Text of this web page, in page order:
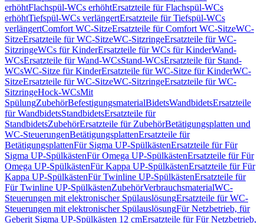
erhöhtFlachspül-WCs erhöhtErsatzteile für Flachspül-WCs
erhöhtTiefspül-WCs verlängertErsatzteile für Tiefspül-WCs
verlängertComfort WC-SitzeErsatzteile für Comfort WC-SitzeWC-
SitzeErsatzteile für WC-SitzeWC-SitzringeErsatzteile für WC-
SitzringeWCs für KinderErsatzteile für WCs für KinderWand-
WCsErsatzteile für Wand-WCsStand-WCsErsatzteile für Stand-
WCsWC-Sitze für KinderErsatzteile für WC-Sitze für KinderWC-
SitzeErsatzteile für WC-SitzeWC-SitzringeErsatzteile für WC-
SitzringeHock-WCsMit
SpülungZubehörBefestigungsmaterialBidetsWandbidetsErsatzteile
für WandbidetsStandbidetsErsatzteile für
StandbidetsZubehörErsatzteile für ZubehörBetätigungsplatten und
WC-SteuerungenBetätigungsplattenErsatzteile für
BetätigungsplattenFür Sigma UP-SpülkästenErsatzteile für Für
Sigma UP-SpülkästenFür Omega UP-SpülkästenErsatzteile für Für
Omega UP-SpülkästenFür Kappa UP-SpülkästenErsatzteile für Für
Kappa UP-SpülkästenFür Twinline UP-SpülkästenErsatzteile für
Für Twinline UP-SpülkästenZubehörVerbrauchsmaterialWC-
Steuerungen mit elektronischer SpülauslösungErsatzteile für WC-
Steuerungen mit elektronischer SpülauslösungFür Netzbetrieb, für
Geberit Sigma UP-Spülkästen 12 cmErsatzteile für Für Netzbetrieb,